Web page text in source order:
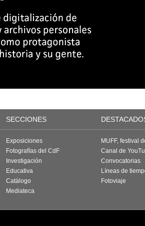
SECCIONES
Exposiciones
Fotografías del CdF
Investigación
Educativa
Catálogo
Mediateca
MUFF, festival
Canal de
Convocatorias
Líneas de
Fotoviaje